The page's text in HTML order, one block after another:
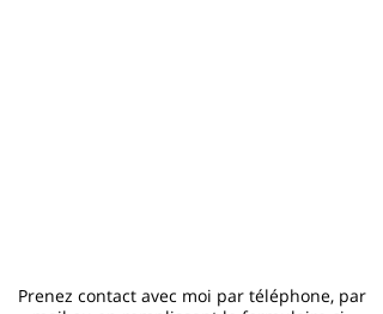
Prenez contact avec moi par téléphone, par